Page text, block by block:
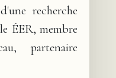
recherche
ÉER, membre
partenaire